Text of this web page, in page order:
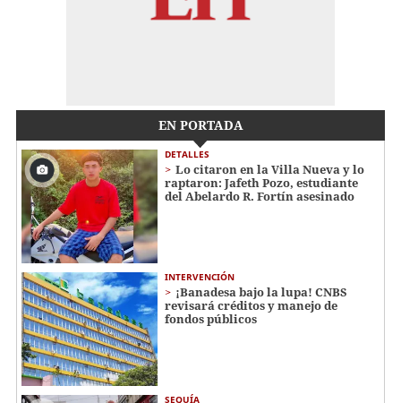
EN PORTADA
DETALLES
Lo citaron en la Villa Nueva y lo
raptaron: Jafeth Pozo, estudiante
del Abelardo R. Fortín asesinado
INTERVENCIÓN
¡Banadesa bajo la lupa! CNBS
revisará créditos y manejo de
fondos públicos
SEQUÍA